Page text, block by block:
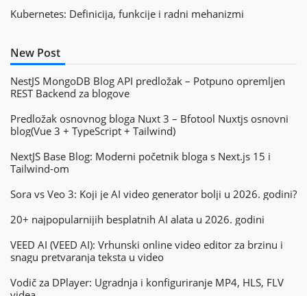
Kubernetes: Definicija, funkcije i radni mehanizmi
New Post
NestJS MongoDB Blog API predložak – Potpuno opremljen
REST Backend za blogove
Predložak osnovnog bloga Nuxt 3 – Bfotool Nuxtjs osnovni
blog(Vue 3 + TypeScript + Tailwind)
NextJS Base Blog: Moderni početnik bloga s Next.js 15 i
Tailwind-om
Sora vs Veo 3: Koji je AI video generator bolji u 2026. godini?
20+ najpopularnijih besplatnih AI alata u 2026. godini
VEED AI (VEED AI): Vrhunski online video editor za brzinu i
snagu pretvaranja teksta u video
Vodič za DPlayer: Ugradnja i konfiguriranje MP4, HLS, FLV